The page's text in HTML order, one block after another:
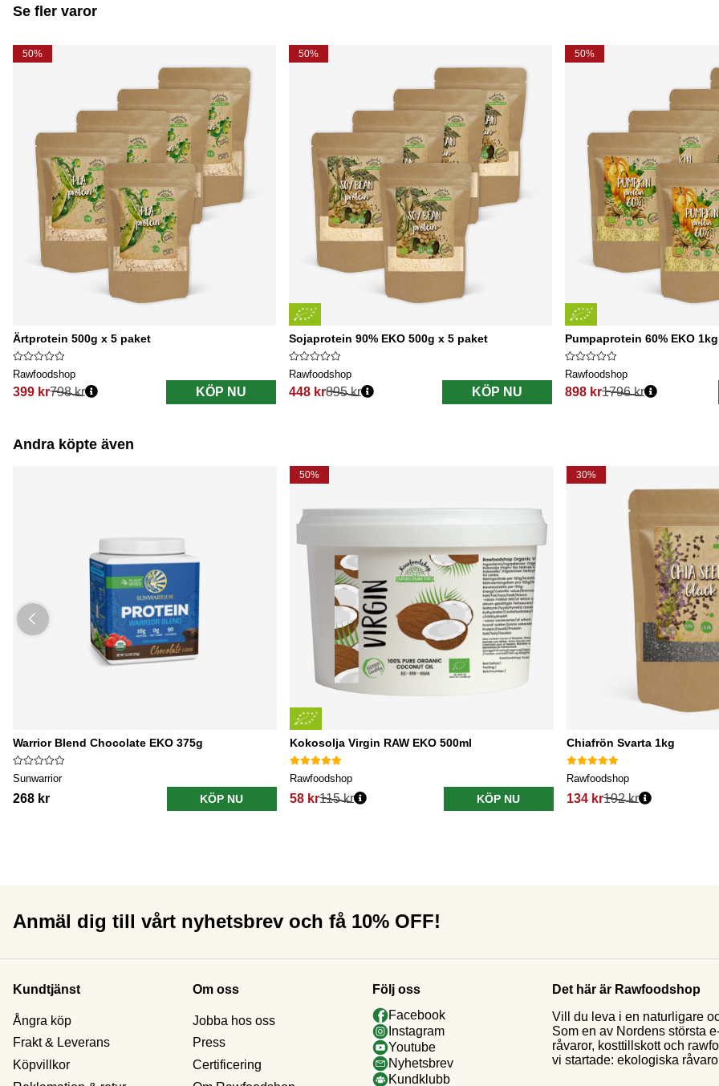
Se fler varor
50%
Ärtprotein 500g x 5 paket
Rawfoodshop
399 kr
Ordinarie pris:
798 kr KÖP NU
50%
Sojaprotein 90% EKO 500g x 5 paket
Rawfoodshop
448 kr
Ordinarie pris:
895 kr KÖP NU
50%
Pumpaprotein 60% EKO
Rawfoodshop
898 kr
Ordinarie pris:
1796 kr
Andra köpte även
Warrior Blend Chocolate EKO 375g
Sunwarrior
268 kr KÖP NU
50%
Kokosolja Virgin RAW EKO 500ml
Rawfoodshop
58 kr115 kr KÖP NU
30%
Chiafrön Svarta 1kg
Rawfoodshop
134 kr192 kr
Anmäl dig till vårt nyhetsbrev och få 10% OFF!
Kundtjänst
Ångra köp
Frakt & Leverans
Köpvillkor
Om oss
Jobba hos oss
Press
Certificering
Följ oss
Facebook
Instagram
Youtube
Nyhetsbrev
Kundklubb
Det här är Rawfoodshop
Vill du leva i en naturligare
Som en av Nordens största
råvaror, kosttillskott och
vi startade: ekologiska